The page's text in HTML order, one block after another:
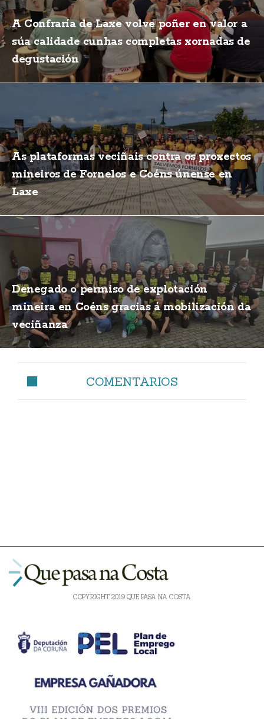
A Confraría de Laxe volve poñer en valor a
súa calidade cunhas completas xornadas de
degustación
As plataformas veciñais contra os proxectos
mineiros de Fornelos e Coéns únense en
Laxe
Denegado o permiso de explotación
mineira en Coéns gracias á mobilización da
veciñanza
COMENTARIOS
COPYRIGHT 2019 QUE PASA NA COSTA